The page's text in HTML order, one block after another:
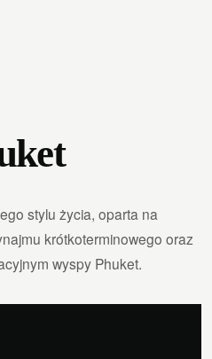
stylu życia, oparta na
krótkoterminowego oraz
wyspy Phuket.